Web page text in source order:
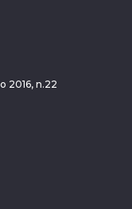
2016, n.22